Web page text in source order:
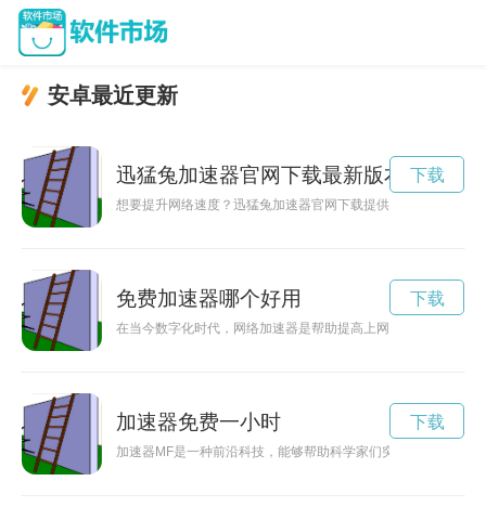
安卓最近更新
迅猛兔加速器官网下载最新版本
想要提升网络速度？迅猛兔加速器官网下载提供最快速、稳定
下载
免费加速器哪个好用
在当今数字化时代，网络加速器是帮助提高上网速度和稳定性
下载
加速器免费一小时
加速器MF是一种前沿科技，能够帮助科学家们突破极限，探索
下载